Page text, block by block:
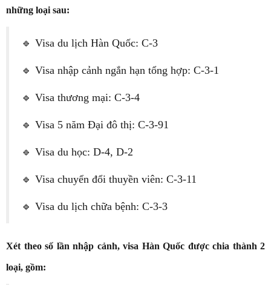
những loại sau:
🔹 Visa du lịch Hàn Quốc: C-3
🔹 Visa nhập cảnh ngắn hạn tổng hợp: C-3-1
🔹 Visa thương mại: C-3-4
🔹 Visa 5 năm Đại đô thị: C-3-91
🔹 Visa du học: D-4, D-2
🔹 Visa chuyển đổi thuyền viên: C-3-11
🔹 Visa du lịch chữa bệnh: C-3-3
Xét theo số lần nhập cảnh, visa Hàn Quốc được chia thành 2
loại, gồm: